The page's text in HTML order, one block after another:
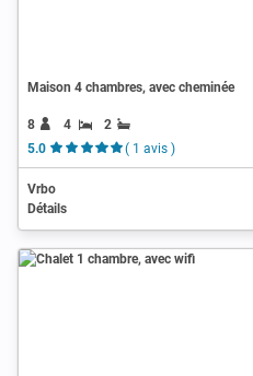
Maison 4 chambres, avec cheminée
8 4
2
5.0
( 1 avis )
Vrbo
Détails